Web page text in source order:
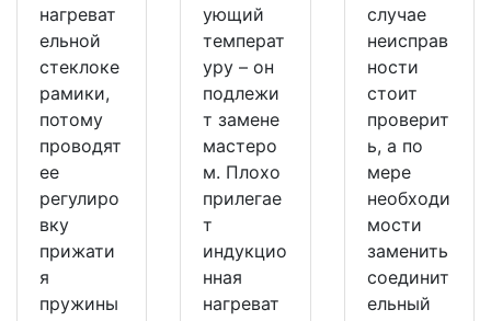
нагреват
ельной
стеклоке
рамики,
потому
проводят
ее
регулиро
вку
прижати
я
пружины
ующий
температ
уру – он
подлежи
т замене
мастеро
м. Плохо
прилегае
т
индукцио
нная
нагреват
случае
неисправ
ности
стоит
проверит
ь, а по
мере
необходи
мости
заменить
соединит
ельный